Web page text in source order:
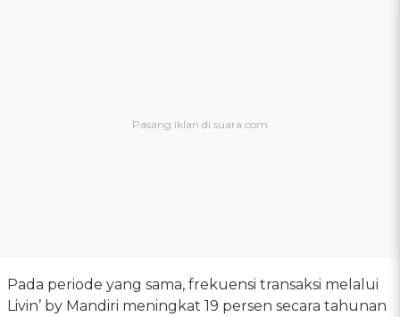
Pada periode yang sama, frekuensi transaksi melalui
Livin’ by Mandiri meningkat 19 persen secara tahunan